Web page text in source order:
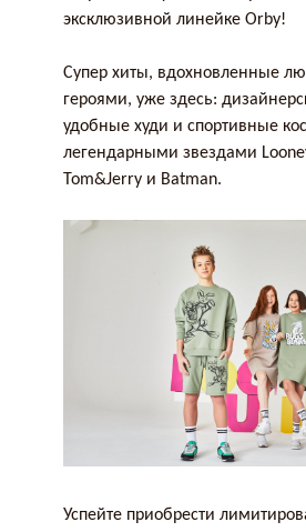
эксклюзивной линейке Orby!
Супер хиты, вдохновленные
героями, уже здесь:
удобные худи и спортивные
легендарными звездами
Tom&Jerry и Batman.
Успейте приобрести